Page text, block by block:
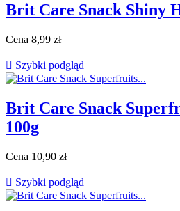
Brit Care Snack Shiny
Cena 8,99 zł
 Szybki podgląd
Brit Care Snack
100g
Cena 10,90 zł
 Szybki podgląd